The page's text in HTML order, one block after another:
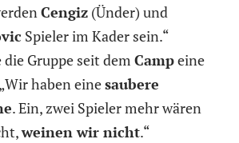
Cengiz (Ünder) und
Spieler im Kader sein.“
Gruppe seit dem Campeine
haben einesaubere
. Ein, zwei Spieler mehr wären
weinen wir nicht.“